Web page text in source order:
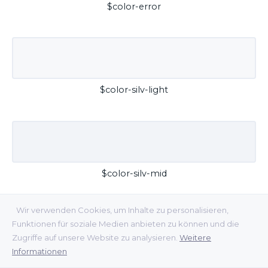
Wir verwenden Cookies, um Inhalte zu personalisieren,
Funktionen für soziale Medien anbieten zu können und die
Zugriffe auf unsere Website zu analysieren. Weitere
Informationen
$color-error
$color-silv-light
$color-silv-mid